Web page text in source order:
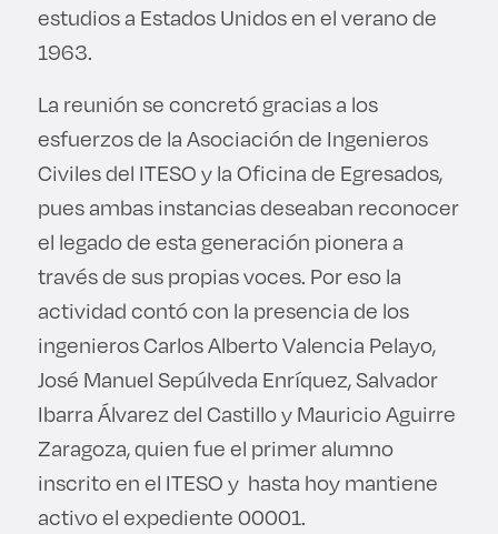
estudios a Estados Unidos en el verano de
1963.
La reunión se concretó gracias a los
esfuerzos de la Asociación de Ingenieros
Civiles del ITESO y la Oficina de Egresados,
pues ambas instancias deseaban reconocer
el legado de esta generación pionera a
través de sus propias voces. Por eso la
actividad contó con la presencia de los
ingenieros Carlos Alberto Valencia Pelayo,
José Manuel Sepúlveda Enríquez, Salvador
Ibarra Álvarez del Castillo y Mauricio Aguirre
Zaragoza, quien fue el primer alumno
inscrito en el ITESO y hasta hoy mantiene
activo el expediente 00001.